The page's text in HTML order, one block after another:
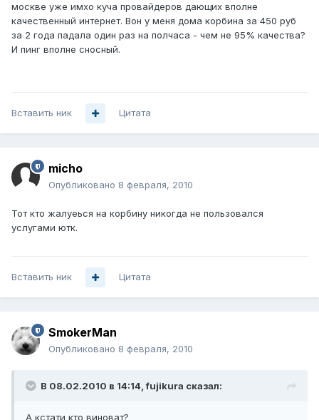
москве уже имхо куча провайдеров дающих вполне
качественный интернет. Вон у меня дома корбина за 450 руб
за 2 года падала один раз на полчаса - чем не 95% качества?
И пинг вполне сносный.
Вставить ник Цитата
micho
Опубликовано 8 февраля, 2010
Тот кто жалуеься на корбину никогда не пользовался
услугами ютк.
Вставить ник Цитата
SmokerMan
Опубликовано 8 февраля, 2010
В 08.02.2010 в 14:14, fujikura сказал:
А кстати кто виноват?